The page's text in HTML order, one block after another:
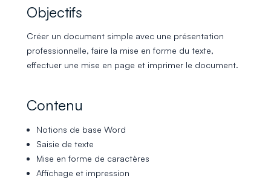
Objectifs
Créer un document simple avec une présentation
professionnelle, faire la mise en forme du texte,
effectuer une mise en page et imprimer le document.
Contenu
Notions de base Word
Saisie de texte
Mise en forme de caractères
Affichage et impression